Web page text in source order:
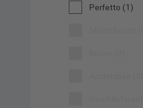
Perfetto (1)